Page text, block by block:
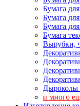
Бумага
Бумага
Бумага
Бумага
Вырубки,
Дыроколы
и много